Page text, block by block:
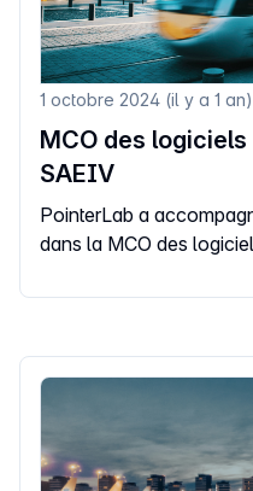
1 octobre 2024 (il y a 1 an)
MCO des
SAEIV
PointerLab a
dans la MCO des